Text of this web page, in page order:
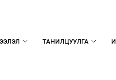
ТАНИЛЦУУЛГА